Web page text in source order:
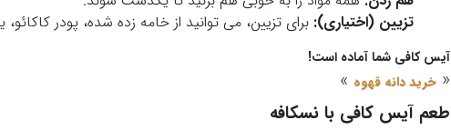
تزیین (اختیاری): برای تزیین، می توانید از خامه زده شده، پودر
آیس کافی شما آماده است!
« خرید دانه قهوه »
طعم آیس کافی با نسکافه